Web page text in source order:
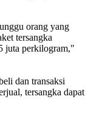
orang yang
tersangka
juta perkilogram,"
dan transaksi
tersangka dapat